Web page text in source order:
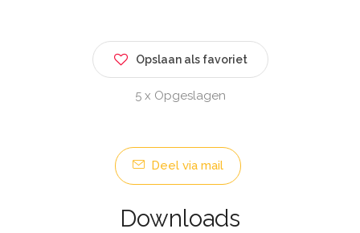
Opslaan als favoriet
5 x Opgeslagen
Deel via mail
Downloads